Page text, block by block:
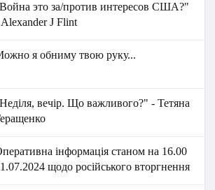
это за/против интересов США?"
J Flint
я обниму твою руку...
вечір. Що важливого?" - Тетяна
інформація станом на 16.00
щодо російського вторгнення